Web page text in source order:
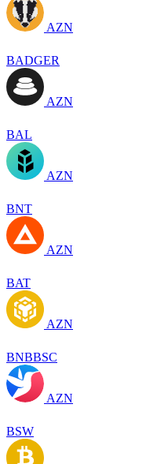
AZN
BADGER
AZN
BAL
AZN
BNT
AZN
BAT
AZN
BNBBSC
AZN
BSW